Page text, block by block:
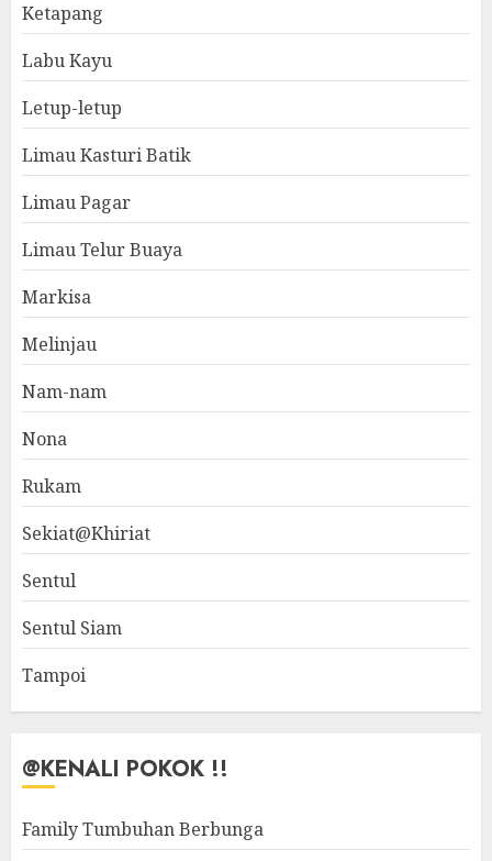
Ketapang
Labu Kayu
Letup-letup
Limau Kasturi Batik
Limau Pagar
Limau Telur Buaya
Markisa
Melinjau
Nam-nam
Nona
Rukam
Sekiat@Khiriat
Sentul
Sentul Siam
Tampoi
@KENALI POKOK !!
Family Tumbuhan Berbunga